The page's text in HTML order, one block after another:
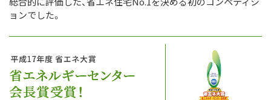
ョンでした。